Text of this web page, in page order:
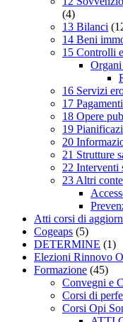
(4)
13 Bilanci
14 Beni
15 Controlli
16 Servizi
17
18 Opere
19
20
21 Strutture
22 Interventi
23 Altri
Atti corsi di
Cogeaps (5)
DETERMINE (1)
Elezioni Rinnovo
Formazione (45)
Convegni e
Corsi di
Corsi Opi